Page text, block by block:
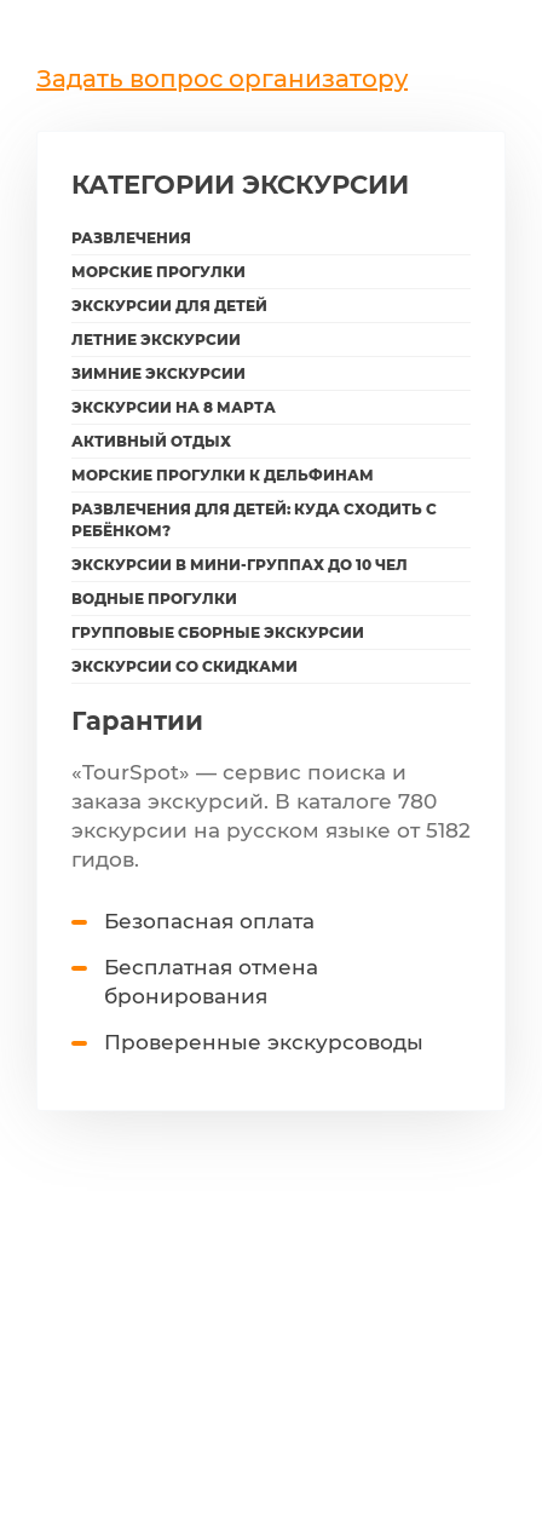
Задать вопрос организатору
КАТЕГОРИИ ЭКСКУРСИИ
РАЗВЛЕЧЕНИЯ
МОРСКИЕ ПРОГУЛКИ
ЭКСКУРСИИ ДЛЯ ДЕТЕЙ
ЛЕТНИЕ ЭКСКУРСИИ
ЗИМНИЕ ЭКСКУРСИИ
ЭКСКУРСИИ НА 8 МАРТА
АКТИВНЫЙ ОТДЫХ
МОРСКИЕ ПРОГУЛКИ К ДЕЛЬФИНАМ
РАЗВЛЕЧЕНИЯ ДЛЯ ДЕТЕЙ: КУДА СХОДИТЬ С
РЕБЁНКОМ?
ЭКСКУРСИИ В МИНИ-ГРУППАХ ДО 10 ЧЕЛ
ВОДНЫЕ ПРОГУЛКИ
ГРУППОВЫЕ СБОРНЫЕ ЭКСКУРСИИ
ЭКСКУРСИИ СО СКИДКАМИ
Гарантии
«TourSpot» — сервис поиска и
заказа экскурсий. В каталоге 780
экскурсии на русском языке от 5182
гидов.
Безопасная оплата
Бесплатная отмена
бронирования
Проверенные экскурсоводы